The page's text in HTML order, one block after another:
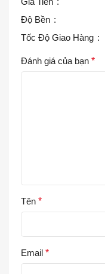
Độ Bền
Tốc Độ Giao Hàng
Đánh giá của bạn *
Tên *
Email *